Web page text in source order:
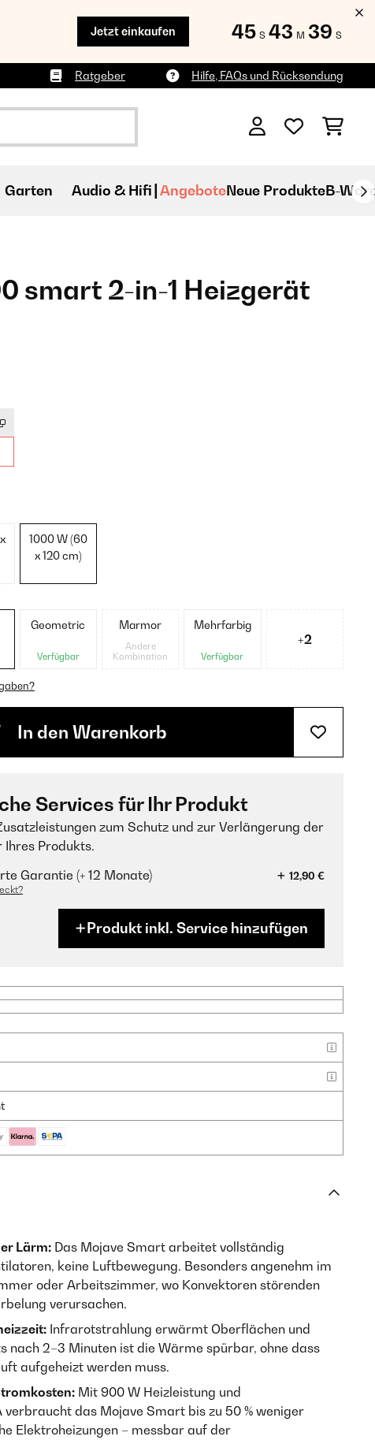
Jetzt einkaufen 45 S 43 M 38 S
Ratgeber Hilfe, FAQs und Rücksendung
Garten Audio & Hifi AngeboteNeue ProdukteB-
smart 2-in-1 Heizgerät
1000 W (60
x 120 cm)
Geometric
Verfügbar
Marmor
Andere
Kombination
Mehrfarbig
Verfügbar
+2
In den Warenkorb
Services für Ihr Produkt
zum Schutz und zur Verlängerung der
Ihres Produkts.
Garantie (+ 12 Monate)
12,90 €
Produkt inkl. Service hinzufügen
Lärm: Das Mojave Smart arbeitet vollständig
keine Luftbewegung. Besonders angenehm im
oder Arbeitszimmer, wo Konvektoren störenden
verursachen.
Infrarotstrahlung erwärmt Oberflächen und
nach 2–3 Minuten ist die Wärme spürbar, ohne dass
aufgeheizt werden muss.
Mit 900 W Heizleistung und
verbraucht das Mojave Smart bis zu 50 % weniger
Elektroheizungen – messbar auf der